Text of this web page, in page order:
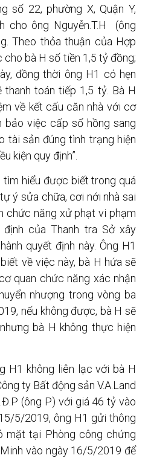
số 22, phường X, Quận Y,
cho ông Nguyễn.T.H (ông
Theo thỏa thuận của Hợp
bà H số tiền 1,5 tỷ đồng;
đồng thời ông H1 có hẹn
toán tiếp 1,5 tỷ. Bà H
về kết cấu căn nhà với cơ
bảo việc cấp sổ hồng sang
tài sản đúng tình trạng hiện
kiện quy định”.
tìm hiểu được biết trong quá
ý sửa chữa, cơi nới nhà sai
chức năng xử phạt vi phạm
định của Thanh tra Sở xây
quyết định này. Ông H1
về việc này, bà H hứa sẽ
quan chức năng xác nhận
nhượng trong vòng ba
nếu không được, bà H sẽ
bà H không thực hiện
H1 không liên lạc với bà H
ty Bất động sản V.A.Land
(ông P) với giá 46 tỷ vào
5/2019, ông H1 gửi thông
mặt tại Phòng công chứng
vào ngày 16/5/2019 để